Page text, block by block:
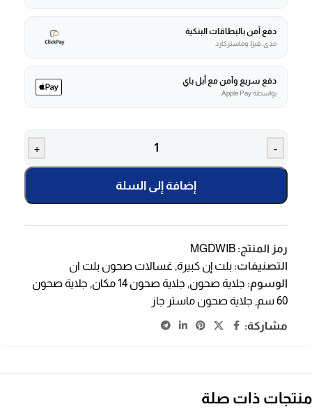
دفع آمن بالبطاقات البنكية
مدى، فيزا، وماستركارد
دفع سريع وآمن مع أبل باي
بواسطة Apple Pay
-
+
إضافة إلى السلة
رمز المنتج: MGDWIB
التصنيفات: بلت إن كبيرة, غسالات صحون بلت ان
الوسوم: جلاية صحون, جلاية صحون 14 مكان , جلاية صحون
60 سم
, جلاية صحون ماستر جاز
مشاركة:
منتجات ذات صلة